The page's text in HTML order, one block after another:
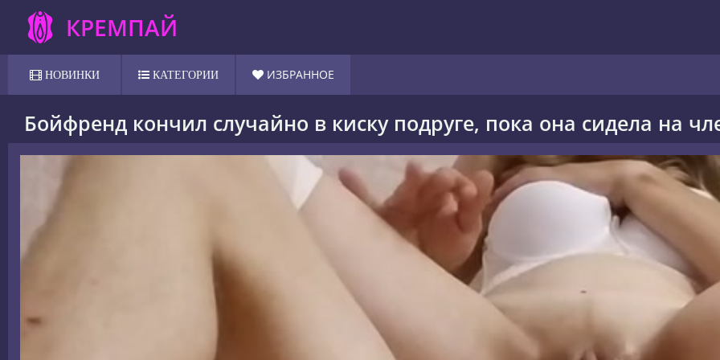
КРЕМПАЙ
НОВИНКИ КАТЕГОРИИ ИЗБРАННОЕ
Бойфренд кончил случайно в киску подруге, пока она сидела на